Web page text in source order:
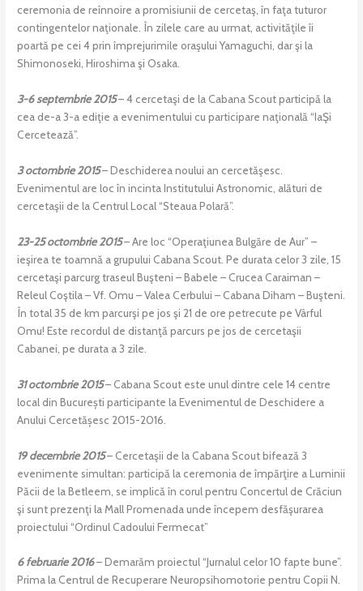
ceremonia de reînnoire a promisiunii de cercetaş, în faţa tuturor
contingentelor naţionale. În zilele care au urmat, activităţile îi
poartă pe cei 4 prin împrejurimile oraşului Yamaguchi, dar şi la
Shimonoseki, Hiroshima şi Osaka.
3-6 septembrie 2015– 4 cercetaşi de la Cabana Scout participă la
cea de-a 3-a ediţie a evenimentului cu participare naţională “IaŞi
Cercetează”.
3 octombrie 2015– Deschiderea noului an cercetăşesc.
Evenimentul are loc în incinta Institutului Astronomic, alături de
cercetaşii de la Centrul Local “Steaua Polară”.
23-25 octombrie 2015– Are loc “Operaţiunea Bulgăre de Aur” –
ieşirea te toamnă a grupului Cabana Scout. Pe durata celor 3 zile, 15
cercetaşi parcurg traseul Buşteni – Babele – Crucea Caraiman –
Releul Coştila – Vf. Omu – Valea Cerbului – Cabana Diham – Buşteni.
În total 35 de km parcurşi pe jos şi 21 de ore petrecute pe Vârful
Omu! Este recordul de distanţă parcurs pe jos de cercetaşii
Cabanei, pe durata a 3 zile.
31 octombrie 2015– Cabana Scout este unul dintre cele 14 centre
local din București participante la Evenimentul de Deschidere a
Anului Cercetășesc 2015-2016.
19 decembrie 2015– Cercetaşii de la Cabana Scout bifează 3
evenimente simultan: participă la ceremonia de împărţire a Luminii
Păcii de la Betleem, se implică în corul pentru Concertul de Crăciun
şi sunt prezenţi la Mall Promenada unde începem desfăşurarea
proiectului “Ordinul Cadoului Fermecat”
6 februarie 2016– Demarăm proiectul “Jurnalul celor 10 fapte bune”.
Prima la Centrul de Recuperare Neuropsihomotorie pentru Copii N.